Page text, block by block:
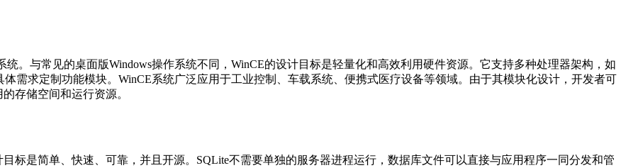
。与常见的桌面版Windows操作系统不同，WinCE的设计目标是轻量化和高效利用硬件资源。它支持多种处理器架构，如
需求定制功能模块。WinCE系统广泛应用于工业控制、车载系统、便携式医疗设备等领域。由于其模块化设计，开发者可
存储空间和运行资源。
标是简单、快速、可靠，并且开源。SQLite不需要单独的服务器进程运行，数据库文件可以直接与应用程序一同分发和管